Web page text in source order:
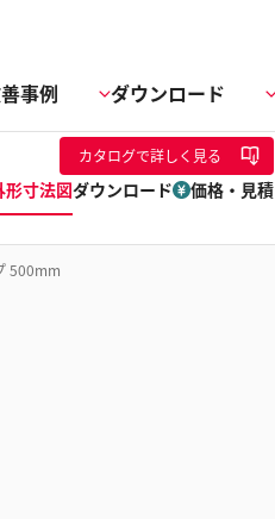
事例 ダウンロード
カタログで詳しく見る
形寸法図ダウンロード 価格・見積
500mm